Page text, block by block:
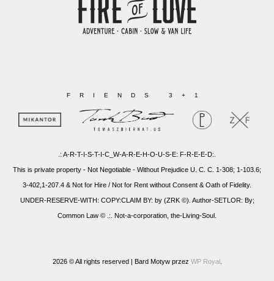
FRIENDS 3+1
.: A-R-T-I-S-T-I-C_W-A-R-E-H-O-U-S-E: F-R-E-E-D:.
This is private property - Not Negotiable - Without Prejudice U. C. C. 1-308; 1-103.6;
3-402,1-207.4 & Not for Hire / Not for Rent without Consent & Oath of Fidelity.
UNDER-RESERVE-WITH: COPY:CLAIM BY: by (ZRK ©). Author-SETLOR: By;
Common Law © .:. Not-a-corporation, the-Living-Soul.
2026 © All rights reserved | Bard Motyw przez WP Royal.